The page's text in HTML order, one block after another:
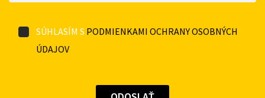
SÚHLASÍM S PODMIENKAMI OCHRANY OSOBNÝCH
ÚDAJOV